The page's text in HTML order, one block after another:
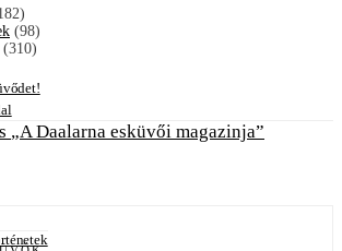
(98)
(310)
A Daalarna esküvői magazinja